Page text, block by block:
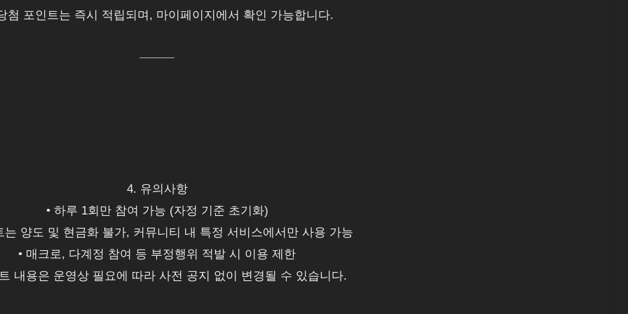
첨 포인트는 즉시 적립되며, 마이페이지에서 확인 가능합니다.
⸻
4. 유의사항
• 하루 1회만 참여 가능 (자정 기준 초기화)
는 양도 및 현금화 불가, 커뮤니티 내 특정 서비스에서만 사용 가능
• 매크로, 다계정 참여 등 부정행위 적발 시 이용 제한
내용은 운영상 필요에 따라 사전 공지 없이 변경될 수 있습니다.